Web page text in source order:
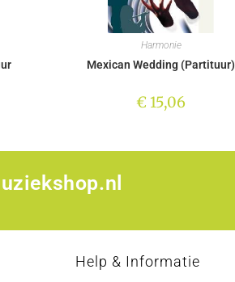
Harmonie
Mexican Wedding (Partituur)
€15,06
Help & Informatie